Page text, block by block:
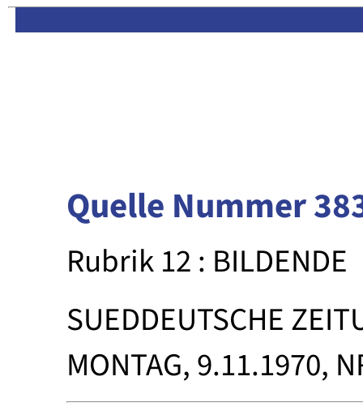
Quelle Nummer
Rubrik 12 : BILDENDE
SUEDDEUTSCHE
MONTAG, 9.11.1970,